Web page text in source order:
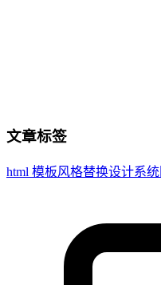
文章标签
html 模板风格替换设计系统